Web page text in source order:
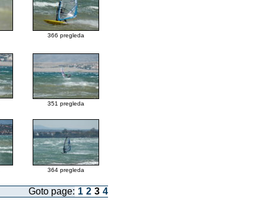
366 pregleda
351 pregleda
364 pregleda
Goto page: 1 2 3 4